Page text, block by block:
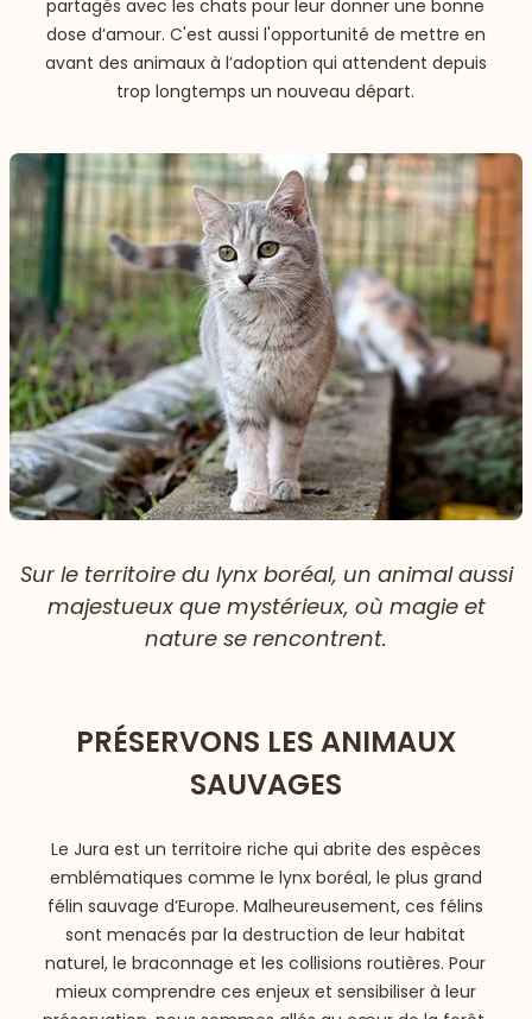
partagés avec les chats pour leur donner une bonne
dose d’amour. C'est aussi l'opportunité de mettre en
avant des animaux à l’adoption qui attendent depuis
trop longtemps un nouveau départ.
Sur le territoire du lynx boréal, un animal aussi
majestueux que mystérieux, où magie et
nature se rencontrent.
PRÉSERVONS LES ANIMAUX
SAUVAGES
Le Jura est un territoire riche qui abrite des espèces
emblématiques comme le lynx boréal, le plus grand
félin sauvage d’Europe. Malheureusement, ces félins
sont menacés par la destruction de leur habitat
naturel, le braconnage et les collisions routières. Pour
mieux comprendre ces enjeux et sensibiliser à leur